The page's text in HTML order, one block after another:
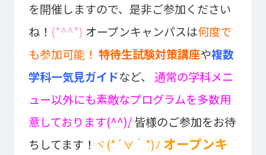
を開催しますので、是非ご参加ください
ね！ (*^^*) オープンキャンパスは何度で
も参加可能！ 特待生試験対策講座や複数
学科一気見ガイドなど、 通常の学科メニ
ュー以外にも素敵なプログラムを多数用
意しております(^^)/皆様のご参加をお待
ちしてます！ ヾ(*´∀｀*)ﾉ オープンキ